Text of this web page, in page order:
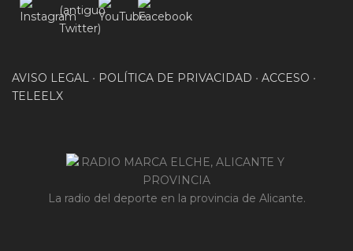
AVISO LEGAL • POLÍTICA DE PRIVACIDAD • ACCESO •
TELEELX
La radio del deporte en la provincia de Alicante.